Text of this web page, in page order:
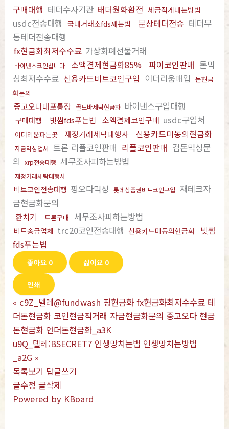
구매대행 테더수사기관 태더원화환전 세금적게내는방법
usdc전송대행 국내거래소fds깨는법 문상테더전송 테더무
통테더전송대행
fx현금화최저수수료 가상화폐선물거래
바이낸스코인삽니다 소액결제현금화85% 파이코인판매 돈믹
싱최저수수료 신용카드비트코인구입 이더리움매입 돈현금
화문의
중고오다대포통장 골드바세탁현금화 바이낸스구입대행
구매대행 빗썸fds푸는법 소액결제코인구매 usdc구입처
이더리움파는곳 재정거래세탁대행사 신용카드미동의현금화
자금믹싱업체 트론 리플코인판매 리플코인판매 검돈믹싱문
의
xrp전송대행 세무조사피하는방법
재정거래세탁대행사
비트코인전송대행 핑오다믹싱 롯데상품권비트코인구입
재테크자
금현금화문의
환치기 트론구매 세무조사피하는방법
비트송금업체 trc20코인전송대행 신용카드미동의현금화 빗썸
fds푸는법
좋아요 0 싫어요 0
인쇄
« c9Z_텔레@fundwash 핑현금화 fx현금화최저수수료 테
더돈현금화 코인현금직거래 자금현금화문의 중고오다 현금
돈현금화 언더돈현금화_a3K
u9Q_텔레:BSECRET7 인생망치는법 인생망치는방법
_a2G »
목록보기 답글쓰기
글수정 글삭제
Powered by KBoard